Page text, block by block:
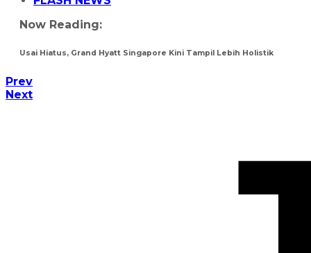
Now Reading:
Usai Hiatus, Grand Hyatt Singapore Kini Tampil Lebih Holistik
Prev
Next